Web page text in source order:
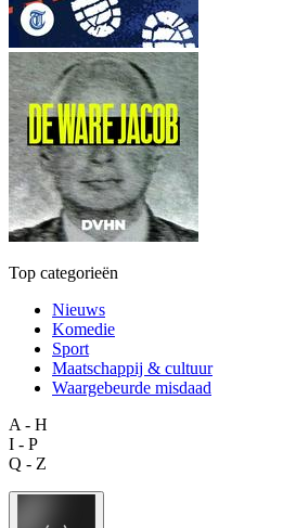
Top categorieën
Nieuws
Komedie
Sport
Maatschappij & cultuur
Waargebeurde misdaad
A - H
I - P
Q - Z